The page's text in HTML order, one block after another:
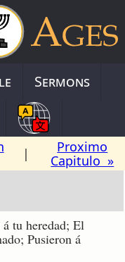
Sermons
|
Proximo
Capitulo »
tu heredad; El
Pusieron á